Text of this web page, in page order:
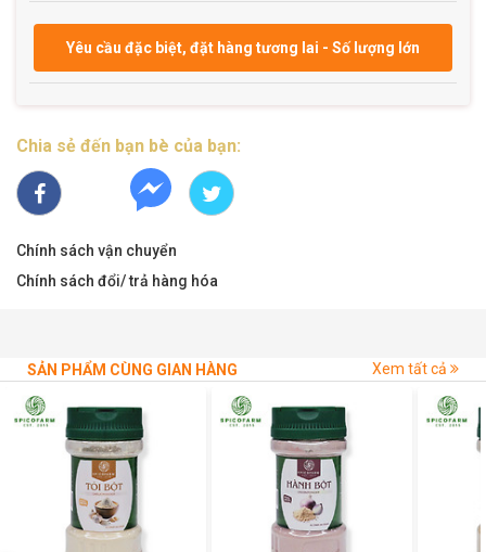
Yêu cầu đặc biệt, đặt hàng tương lai - Số lượng lớn
Chia sẻ đến bạn bè của bạn:
Chính sách vận chuyển
Chính sách đổi/ trả hàng hóa
SẢN PHẨM CÙNG GIAN HÀNG Xem tất cả